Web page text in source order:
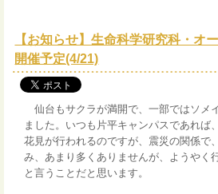
【お知らせ】生命科学研究科・オ
開催予定(4/21)
仙台もサクラが満開で、一部ではソメ
ました。いつも片平キャンパスであれば
花見が行われるのですが、震災の関係で
み、あまり多くありませんが、ようやく
と言うことだと思います。